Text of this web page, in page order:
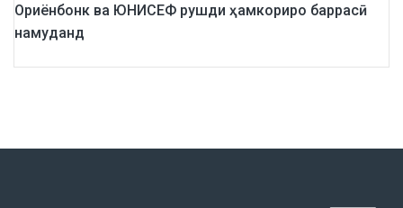
Ориёнбонк ва ЮНИСЕФ рушди ҳамкориро баррасӣ
намуданд